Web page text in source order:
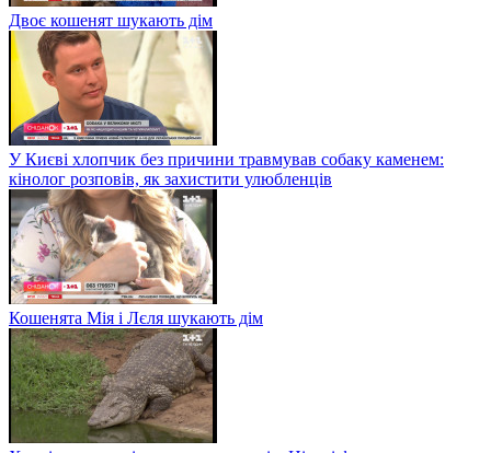
Двоє кошенят шукають дім
У Києві хлопчик без причини травмував собаку каменем:
кінолог розповів, як захистити улюбленців
Кошенята Мія і Лєля шукають дім